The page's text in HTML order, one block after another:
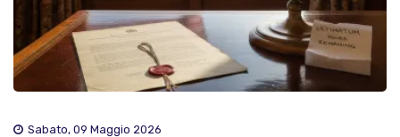
Sabato, 09 Maggio 2026